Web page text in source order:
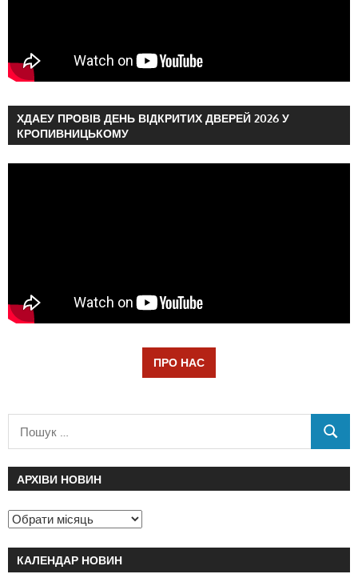
ХДАЕУ ПРОВІВ ДЕНЬ ВІДКРИТИХ ДВЕРЕЙ 2026 У
КРОПИВНИЦЬКОМУ
ПРО НАС
АРХІВИ НОВИН
КАЛЕНДАР НОВИН